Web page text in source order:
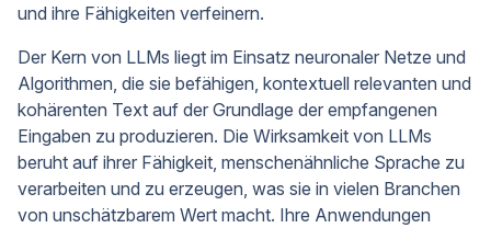
und ihre Fähigkeiten verfeinern.
Der Kern von LLMs liegt im Einsatz neuronaler Netze und
Algorithmen, die sie befähigen, kontextuell relevanten und
kohärenten Text auf der Grundlage der empfangenen
Eingaben zu produzieren. Die Wirksamkeit von LLMs
beruht auf ihrer Fähigkeit, menschenähnliche Sprache zu
verarbeiten und zu erzeugen, was sie in vielen Branchen
von unschätzbarem Wert macht. Ihre Anwendungen